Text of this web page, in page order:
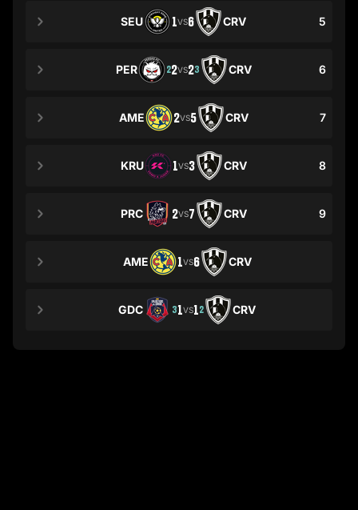
5
CRV
6
VS
1
SEU
6
CRV
3
2
VS
2
2
PER
7
CRV
5
VS
2
AME
8
CRV
3
VS
1
KRU
9
CRV
7
VS
2
PRC
CRV
6
VS
1
AME
CRV
2
1
VS
1
3
GDC